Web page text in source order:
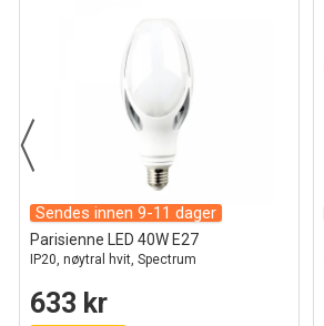
Sendes innen 9-11 dager
Parisienne LED 40W E27
IP20, nøytral hvit, Spectrum
633 kr